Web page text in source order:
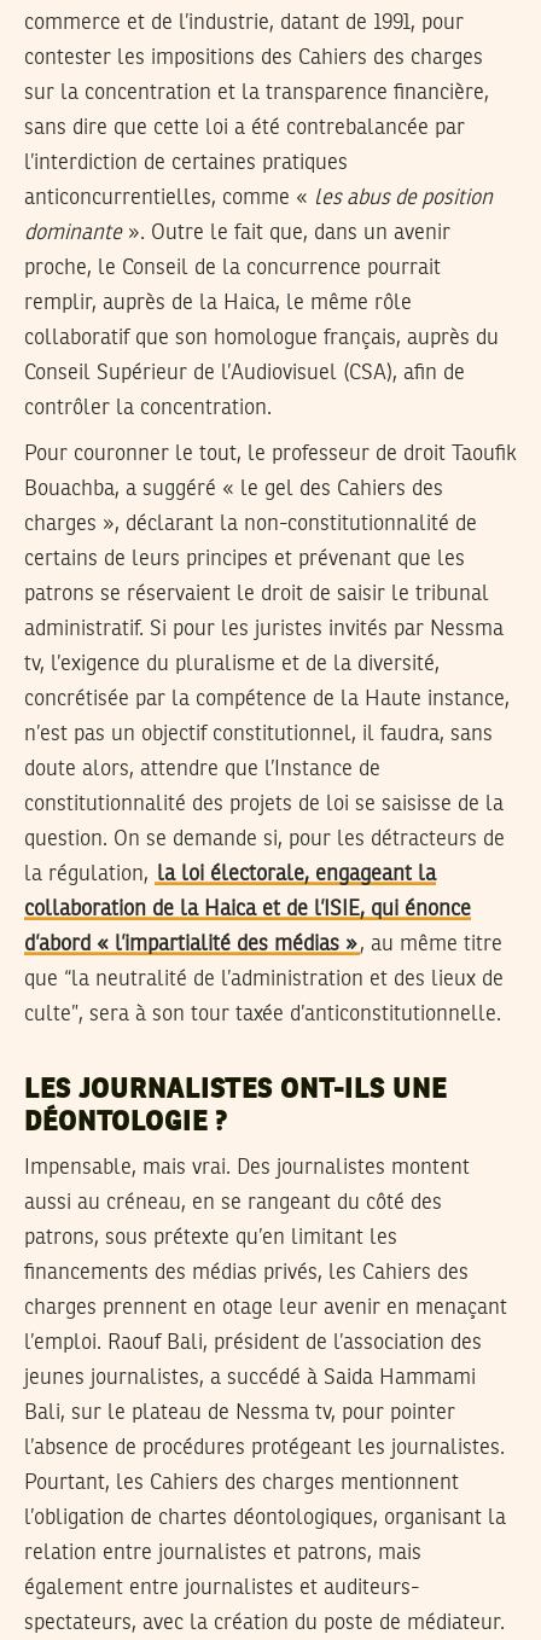
commerce et de l’industrie, datant de 1991, pour
contester les impositions des Cahiers des charges
sur la concentration et la transparence financière,
sans dire que cette loi a été contrebalancée par
l’interdiction de certaines pratiques
anticoncurrentielles, comme « les abus de position
dominante». Outre le fait que, dans un avenir
proche, le Conseil de la concurrence pourrait
remplir, auprès de la Haica, le même rôle
collaboratif que son homologue français, auprès du
Conseil Supérieur de l’Audiovisuel (CSA), afin de
contrôler la concentration.
Pour couronner le tout, le professeur de droit Taoufik
Bouachba, a suggéré « le gel des Cahiers des
charges », déclarant la non-constitutionnalité de
certains de leurs principes et prévenant que les
patrons se réservaient le droit de saisir le tribunal
administratif. Si pour les juristes invités par Nessma
tv, l’exigence du pluralisme et de la diversité,
concrétisée par la compétence de la Haute instance,
n’est pas un objectif constitutionnel, il faudra, sans
doute alors, attendre que l’Instance de
constitutionnalité des projets de loi se saisisse de la
question. On se demande si, pour les détracteurs de
la régulation, la loi électorale, engageant la
collaboration de la Haica et de l’ISIE, qui énonce
d’abord « l’impartialité des médias », au même titre
que “la neutralité de l’administration et des lieux de
culte”, sera à son tour taxée d’anticonstitutionnelle.
LES JOURNALISTES ONT-ILS UNE
DÉONTOLOGIE ?
Impensable, mais vrai. Des journalistes montent
aussi au créneau, en se rangeant du côté des
patrons, sous prétexte qu’en limitant les
financements des médias privés, les Cahiers des
charges prennent en otage leur avenir en menaçant
l’emploi. Raouf Bali, président de l’association des
jeunes journalistes, a succédé à Saida Hammami
Bali, sur le plateau de Nessma tv, pour pointer
l’absence de procédures protégeant les journalistes.
Pourtant, les Cahiers des charges mentionnent
l’obligation de chartes déontologiques, organisant la
relation entre journalistes et patrons, mais
également entre journalistes et auditeurs-
spectateurs, avec la création du poste de médiateur.